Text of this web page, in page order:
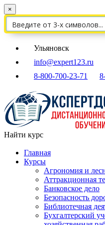
×
Ульяновск
info@expert123.ru
8-800-700-23-71
Найти курс
Главная
Курсы
Агрономия и
Аттракционная
Банковское дело
Безопасность
Библиотечная
Бухгалтерский